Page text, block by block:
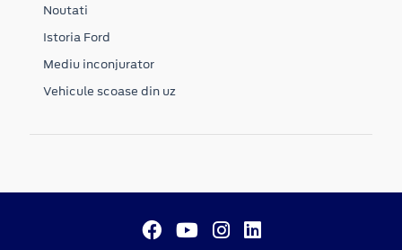
Noutati
Istoria Ford
Mediu inconjurator
Vehicule scoase din uz